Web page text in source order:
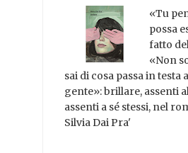
«Tu
possa
fatto
«Non
sai di cosa passa in testa
gente»: brillare, assenti
assenti a sé stessi, nel
Silvia Dai Pra'